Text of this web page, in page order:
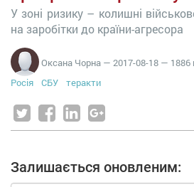
У зоні ризику – колишні
на заробітки до країни-агресора
Оксана Чорна — 2017-08-18 — 1886
Росія
СБУ теракти
Залишається оновленим: